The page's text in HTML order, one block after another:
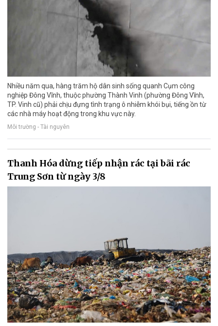
Nhiều năm qua, hàng trăm hộ dân sinh sống quanh Cụm công
nghiệp Đông Vĩnh, thuộc phường Thành Vinh (phường Đông Vĩnh,
TP. Vinh cũ) phải chịu đựng tình trạng ô nhiễm khói bụi, tiếng ồn từ
các nhà máy hoạt động trong khu vực này.
Môi trường - Tài nguyên
Thanh Hóa dừng tiếp nhận rác tại bãi rác
Trung Sơn từ ngày 3/8